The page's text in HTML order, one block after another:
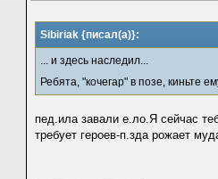
Sibiriak {писал(а)}:
... и здесь наследил...
Ребята, "кочегар" в позе, киньте
пед.ила завали е.ло.Я сейчас
требует героев-п.зда рожает